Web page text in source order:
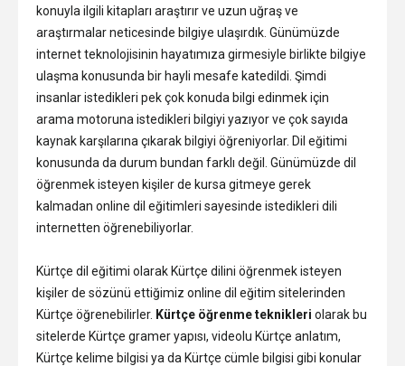
konuyla ilgili kitapları araştırır ve uzun uğraş ve
araştırmalar neticesinde bilgiye ulaşırdık. Günümüzde
internet teknolojisinin hayatımıza girmesiyle birlikte bilgiye
ulaşma konusunda bir hayli mesafe katedildi. Şimdi
insanlar istedikleri pek çok konuda bilgi edinmek için
arama motoruna istedikleri bilgiyi yazıyor ve çok sayıda
kaynak karşılarına çıkarak bilgiyi öğreniyorlar. Dil eğitimi
konusunda da durum bundan farklı değil. Günümüzde dil
öğrenmek isteyen kişiler de kursa gitmeye gerek
kalmadan online dil eğitimleri sayesinde istedikleri dili
internetten öğrenebiliyorlar.
Kürtçe dil eğitimi olarak Kürtçe dilini öğrenmek isteyen
kişiler de sözünü ettiğimiz online dil eğitim sitelerinden
Kürtçe öğrenebilirler. Kürtçe öğrenme teknikleri olarak bu
sitelerde Kürtçe gramer yapısı, videolu Kürtçe anlatım,
Kürtçe kelime bilgisi ya da Kürtçe cümle bilgisi gibi konular